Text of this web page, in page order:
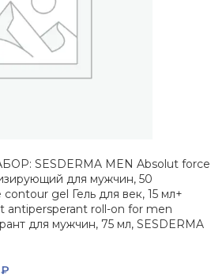
SESDERMA MEN Absolut force
для мужчин, 50
gel Гель для век, 15 мл+
antipersperant roll-on for men
для мужчин, 75 мл, SESDERMA
₽